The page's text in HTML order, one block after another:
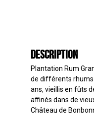
Description
Plantation Rum
de différents rhums
ans, vieillis en fûts
affinés dans de
Château de